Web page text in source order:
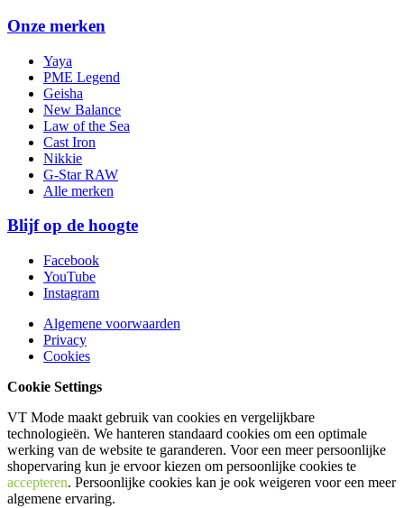
Onze merken
Yaya
PME Legend
Geisha
New Balance
Law of the Sea
Cast Iron
Nikkie
G-Star RAW
Alle merken
Blijf op de hoogte
Facebook
YouTube
Instagram
Algemene voorwaarden
Privacy
Cookies
Cookie Settings
VT Mode maakt gebruik van cookies en vergelijkbare
technologieën. We hanteren standaard cookies om een optimale
werking van de website te garanderen. Voor een meer persoonlijke
shopervaring kun je ervoor kiezen om persoonlijke cookies te
accepteren. Persoonlijke cookies kan je ook weigeren voor een meer
algemene ervaring.